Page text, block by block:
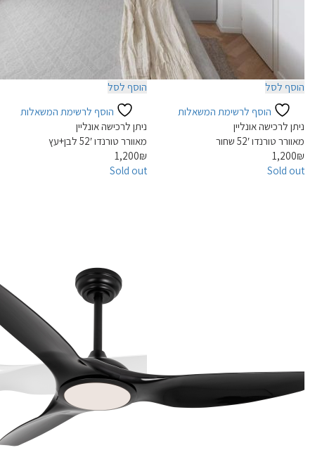
הוסף לסל
הוסף לרשימת המשאלות
ניתן לרכישה אונליין
מאוורר טורנדו 52′ לבן+עץ
1,200₪
הוסף לסל
הוסף לרשימת המשאלות
ניתן לרכישה אונליין
מאוורר טורנדו 52′ שחור
1,200₪
Sold out
Sold out